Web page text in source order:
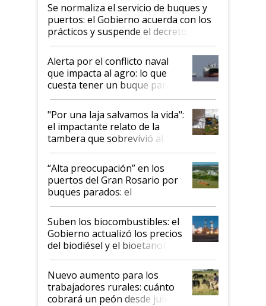
Se normaliza el servicio de buques y
puertos: el Gobierno acuerda con los
prácticos y suspende el decreto de
desregulación
Alerta por el conflicto naval
que impacta al agro: lo que
cuesta tener un buque parado
y el peligro de que Argentina
pase a ser "país sucio"
"Por una laja salvamos la vida":
el impactante relato de la
tambera que sobrevivió al
tornado
“Alta preocupación” en los
puertos del Gran Rosario por
buques parados: el
funcionamiento de las
exportadoras en tensión tras
la medida de fuerza de los
prácticos
Suben los biocombustibles: el
Gobierno actualizó los precios
del biodiésel y el bioetanol
Nuevo aumento para los
trabajadores rurales: cuánto
cobrará un peón desde julio